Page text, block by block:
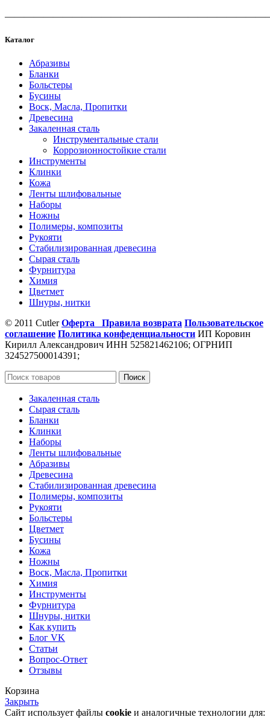
Каталог
Абразивы
Бланки
Больстеры
Бусины
Воск, Масла, Пропитки
Древесина
Закаленная сталь
Инструментальные стали
Коррозионностойкие стали
Инструменты
Клинки
Кожа
Ленты шлифовальные
Наборы
Ножны
Полимеры, композиты
Рукояти
Стабилизированная древесина
Сырая сталь
Фурнитура
Химия
Цветмет
Шнуры, нитки
© 2011 CutlerОферта Правила возврата Пользовательское
соглашение Политика конфеденциальности ИП Коровин
Кирилл Александрович ИНН 525821462106; ОГРНИП
324527500014391;
Поиск
Закаленная сталь
Сырая сталь
Бланки
Клинки
Наборы
Ленты шлифовальные
Абразивы
Древесина
Стабилизированная древесина
Полимеры, композиты
Рукояти
Больстеры
Цветмет
Бусины
Кожа
Ножны
Воск, Масла, Пропитки
Химия
Инструменты
Фурнитура
Шнуры, нитки
Как купить
Блог VK
Статьи
Вопрос-Ответ
Отзывы
Корзина
Закрыть
Сайт использует файлы cookie и аналогичные технологии для: